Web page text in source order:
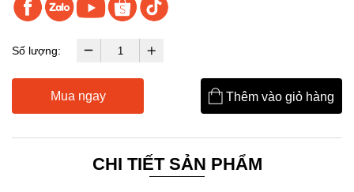
Số lượng:
Mua ngay Thêm vào giỏ hàng
CHI TIẾT SẢN PHẨM